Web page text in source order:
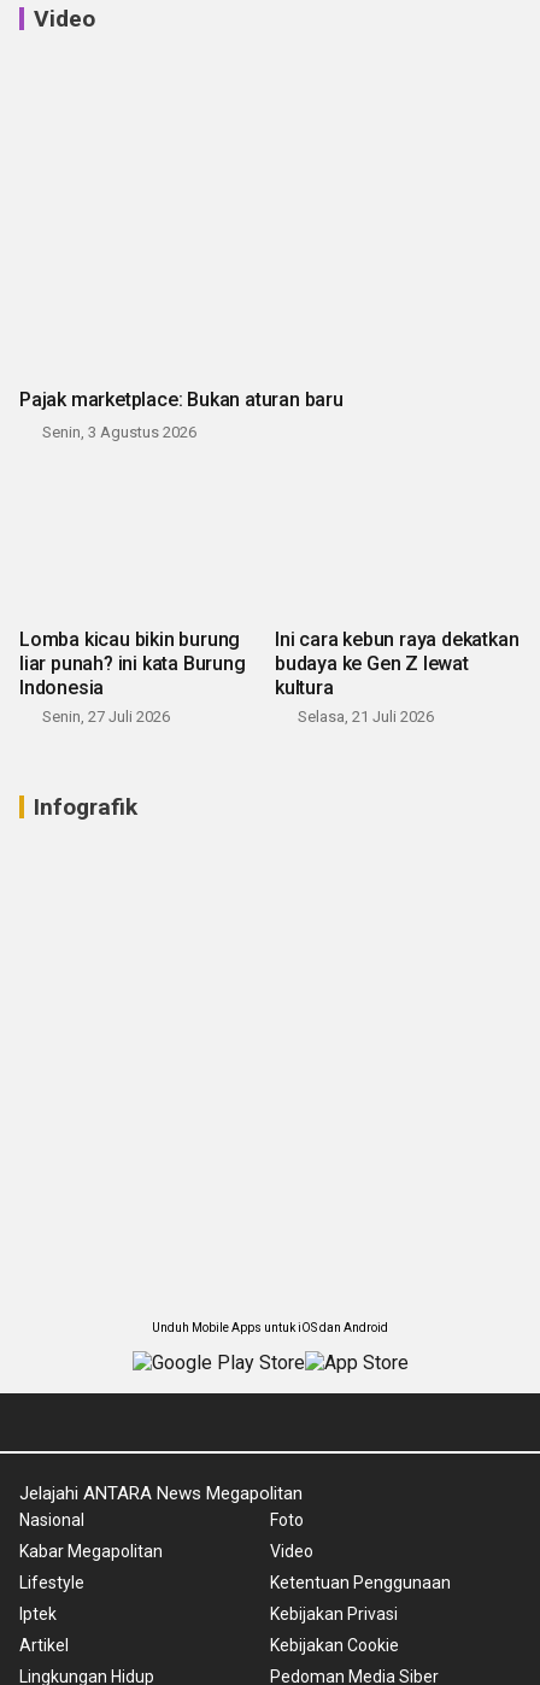
Video
Pajak marketplace: Bukan aturan baru
Senin, 3 Agustus 2026
Lomba kicau bikin burung
liar punah? ini kata Burung
Indonesia
Senin, 27 Juli 2026
Ini cara kebun raya dekatkan
budaya ke Gen Z lewat
kultura
Selasa, 21 Juli 2026
Infografik
Unduh Mobile Apps untuk iOS dan Android
Jelajahi ANTARA News Megapolitan
Nasional
Kabar Megapolitan
Lifestyle
Iptek
Artikel
Lingkungan Hidup
Foto
Video
Ketentuan Penggunaan
Kebijakan Privasi
Kebijakan Cookie
Pedoman Media Siber